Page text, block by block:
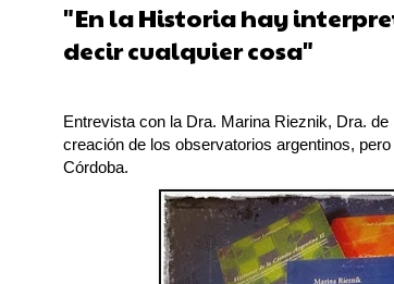
"En la Historia hay
decir cualquier cosa"
Entrevista con la Dra. Marina Rieznik, Dra.
creación de los observatorios argentinos,
Córdoba.